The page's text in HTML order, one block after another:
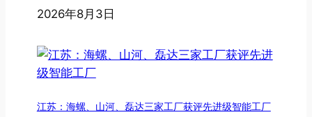
2026年8月3日
江苏：海螺、山河、磊达三家工厂获评先进级智能工厂